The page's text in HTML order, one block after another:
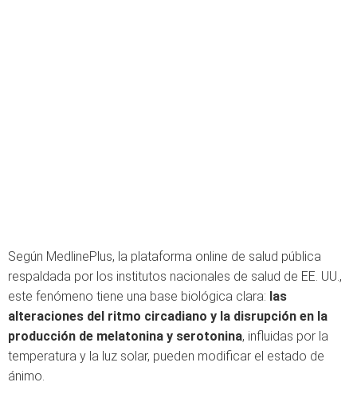
Según MedlinePlus, la plataforma online de salud pública
respaldada por los institutos nacionales de salud de EE. UU.,
este fenómeno tiene una base biológica clara: las
alteraciones del ritmo circadiano y la disrupción en la
producción de melatonina y serotonina, influidas por la
temperatura y la luz solar, pueden modificar el estado de
ánimo.